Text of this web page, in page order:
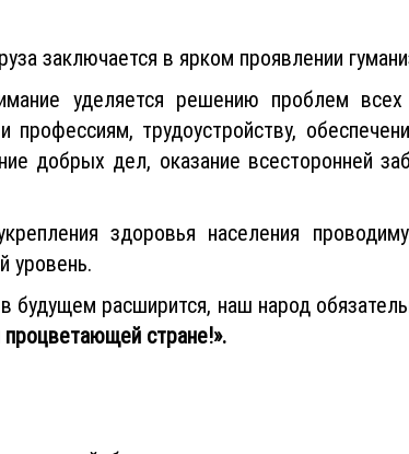
заключается в ярком проявлении
уделяется решению проблем
профессиям, трудоустройству,
добрых дел, оказание всесторонней
здоровья населения
уровень.
будущем расширится, наш народ
стране!».